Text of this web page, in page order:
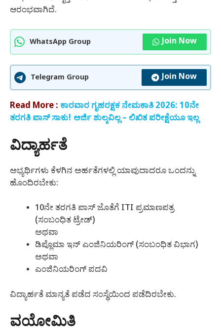
ಆರಂಭವಾಗಿದೆ.
WhatsApp Group Join Now
Telegram Group Join Now
Read More : ಕಾರವಾರ ಗೃಹರಕ್ಷಕ ನೇಮಕಾತಿ 2026: 10ನೇ
ತರಗತಿ ಪಾಸ್ ಸಾಕು! ಅರ್ಜಿ ಶುಲ್ಕವಿಲ್ಲ – ಲಿಖಿತ ಪರೀಕ್ಷೆಯೂ ಇಲ್ಲ
ವಿದ್ಯಾರ್ಹತೆ
ಅಭ್ಯರ್ಥಿಗಳು ಕೆಳಗಿನ ಅರ್ಹತೆಗಳಲ್ಲಿ ಯಾವುದಾದರೂ ಒಂದನ್ನು
ಹೊಂದಿರಬೇಕು:
10ನೇ ತರಗತಿ ಪಾಸ್ ಜೊತೆಗೆ ITI ಪ್ರಮಾಣಪತ್ರ
(ಸಂಬಂಧಿತ ಟ್ರೇಡ್)
ಅಥವಾ
ಡಿಪ್ಲೊಮಾ ಇನ್ ಎಂಜಿನಿಯರಿಂಗ್ (ಸಂಬಂಧಿತ ವಿಭಾಗ)
ಅಥವಾ
ಎಂಜಿನಿಯರಿಂಗ್ ಪದವಿ
ವಿದ್ಯಾರ್ಹತೆ ಮಾನ್ಯತೆ ಪಡೆದ ಸಂಸ್ಥೆಯಿಂದ ಪಡೆದಿರಬೇಕು.
ವಯೋಮಿತಿ